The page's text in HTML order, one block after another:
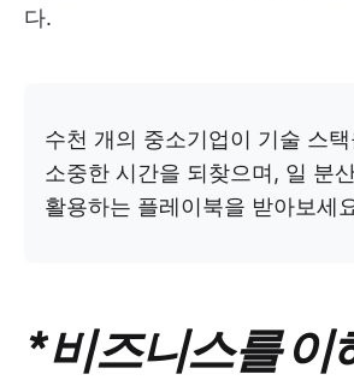
다.
수천 개의 중소기업이 기술 스
소중한 시간을 되찾으며, 일 분
활용하는 플레이북을 받아보세
*비즈니스를 이